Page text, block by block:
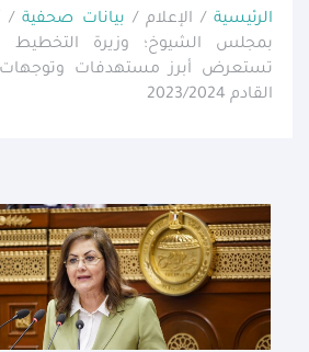
الرئيسية/ الإعلام / بيانات صحفية/
بمجلس الشيوخ؛ وزيرة التخطيط
تستعرض أبرز مستهدفات وتوجهات
القادم 2023/2024